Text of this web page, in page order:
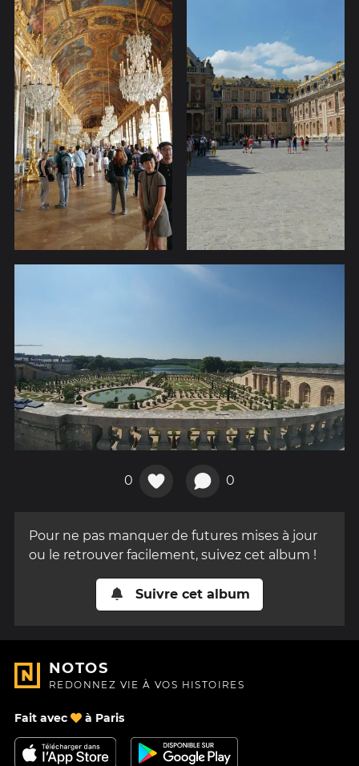
0 0
Pour ne pas manquer de futures mises à jour
ou le retrouver facilement, suivez cet album !
Suivre cet album
NOTOS
REDONNEZ VIE À VOS HISTOIRES
Fait avec à Paris